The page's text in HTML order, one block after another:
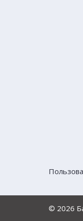
© 2026